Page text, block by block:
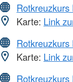
Karte: Link
Rotkreuzkurs
Karte: Link
Rotkreuzkurs